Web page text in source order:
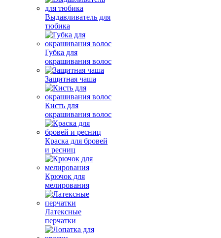
Выдавливатель для
тюбика
Губка для
окрашивания волос
Защитная чаша
Кисть для
окрашивания волос
Краска для бровей
и ресниц
Крючок для
мелирования
Латексные
перчатки